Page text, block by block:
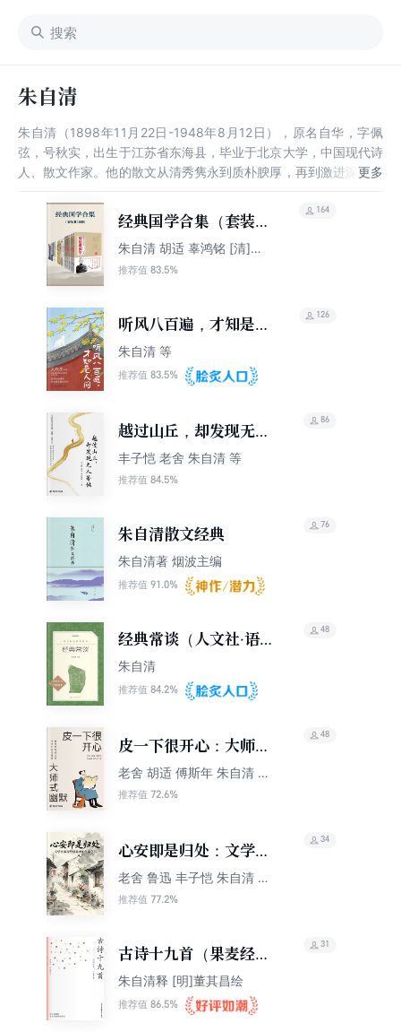
朱自清
朱自清（1898年11月22日-1948年8月12日），原名自华，字佩
弦，号秋实，出生于江苏省东海县，毕业于北京大学，中国现代诗
人、散文作家。他的散文从清秀隽永到质朴腴厚，再到激进深邃，
拓新诗的道路付出了辛勤的劳动。他在1920年毕业后从事教学和
文学创作；1922年与俞平伯、叶圣陶等创办《诗》月刊；1932年
后参与编辑《文学季刊》《太白》《新文学大系》等；其代表作有
《背影》《荷塘月色》《春》等，其中《背影》被誉为“白话美文
的典范”；1948年8月12日，因胃穿孔病逝于北平，年仅50岁。
经典国学合集（套装共
18册）
朱自清 胡适 辜鸿铭 [清]梁
启超
推荐值 83.5%
164
听风八百遍，才知是人
间
朱自清 等
推荐值 83.5%
126
越过山丘，却发现无人
等候
丰子恺 老舍 朱自清 等
推荐值 84.5%
86
朱自清散文经典
朱自清著 烟波主编
推荐值 91.0%
76
经典常谈（人文社·语文
阅读推荐丛书）
朱自清
推荐值 84.2%
48
皮一下很开心：大师式
幽默
老舍 胡适 傅斯年 朱自清 周
作人等
推荐值 72.6%
48
心安即是归处：文学大
家写给后来者的生命之
书|总有一句话触动了你
老舍 鲁迅 丰子恺 朱自清 庐
隐 萧红 胡适
推荐值 77.2%
34
古诗十九首（果麦经
典）
朱自清释 [明]董其昌绘
推荐值 86.5%
31